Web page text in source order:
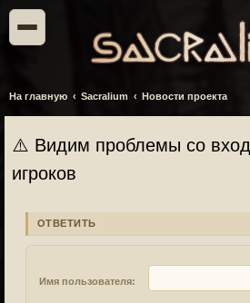
На главную Sacralium Новости проекта
⚠️ Видим проблемы со
игроков
ОТВЕТИТЬ
Имя пользователя: